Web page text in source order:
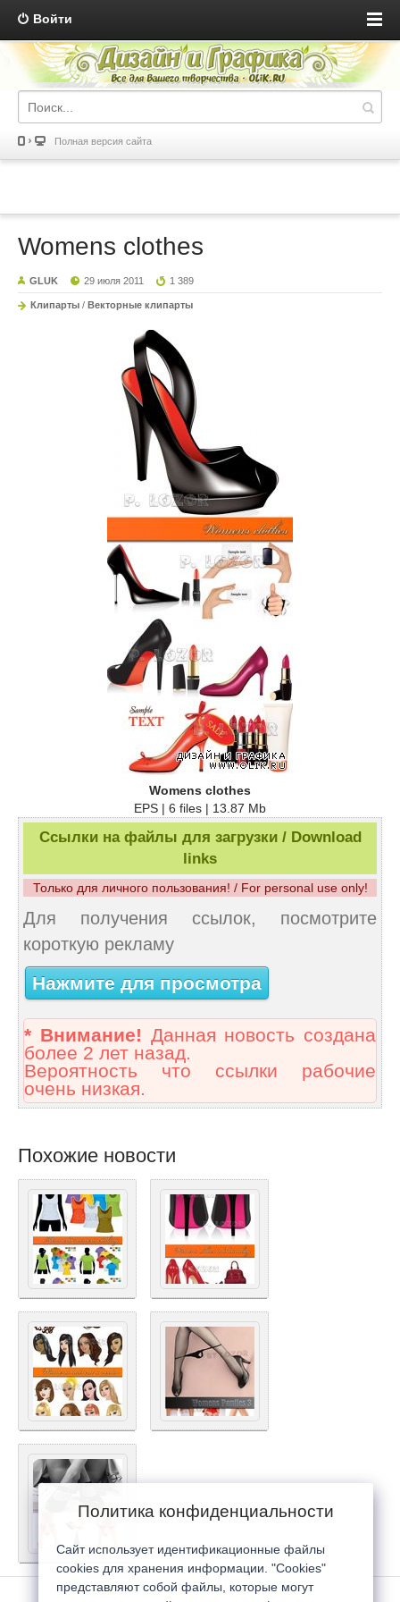
Войти
Полная версия сайта
Womens clothes
GLUK 29 июля 2011 1 389
Клипарты / Векторные клипарты
Womens clothes
EPS | 6 files | 13.87 Mb
Ссылки на файлы для загрузки / Download
links
Только для личного пользования! / For personal use only!
Для получения ссылок, посмотрите
короткую рекламу
Нажмите для просмотра
* Внимание! Данная новость создана
более 2 лет назад.
Вероятность что ссылки рабочие
очень низкая.
Похожие новости
Политика конфиденциальности
Сайт использует идентификационные файлы
cookies для хранения информации. "Cookies"
представляют собой файлы, которые могут